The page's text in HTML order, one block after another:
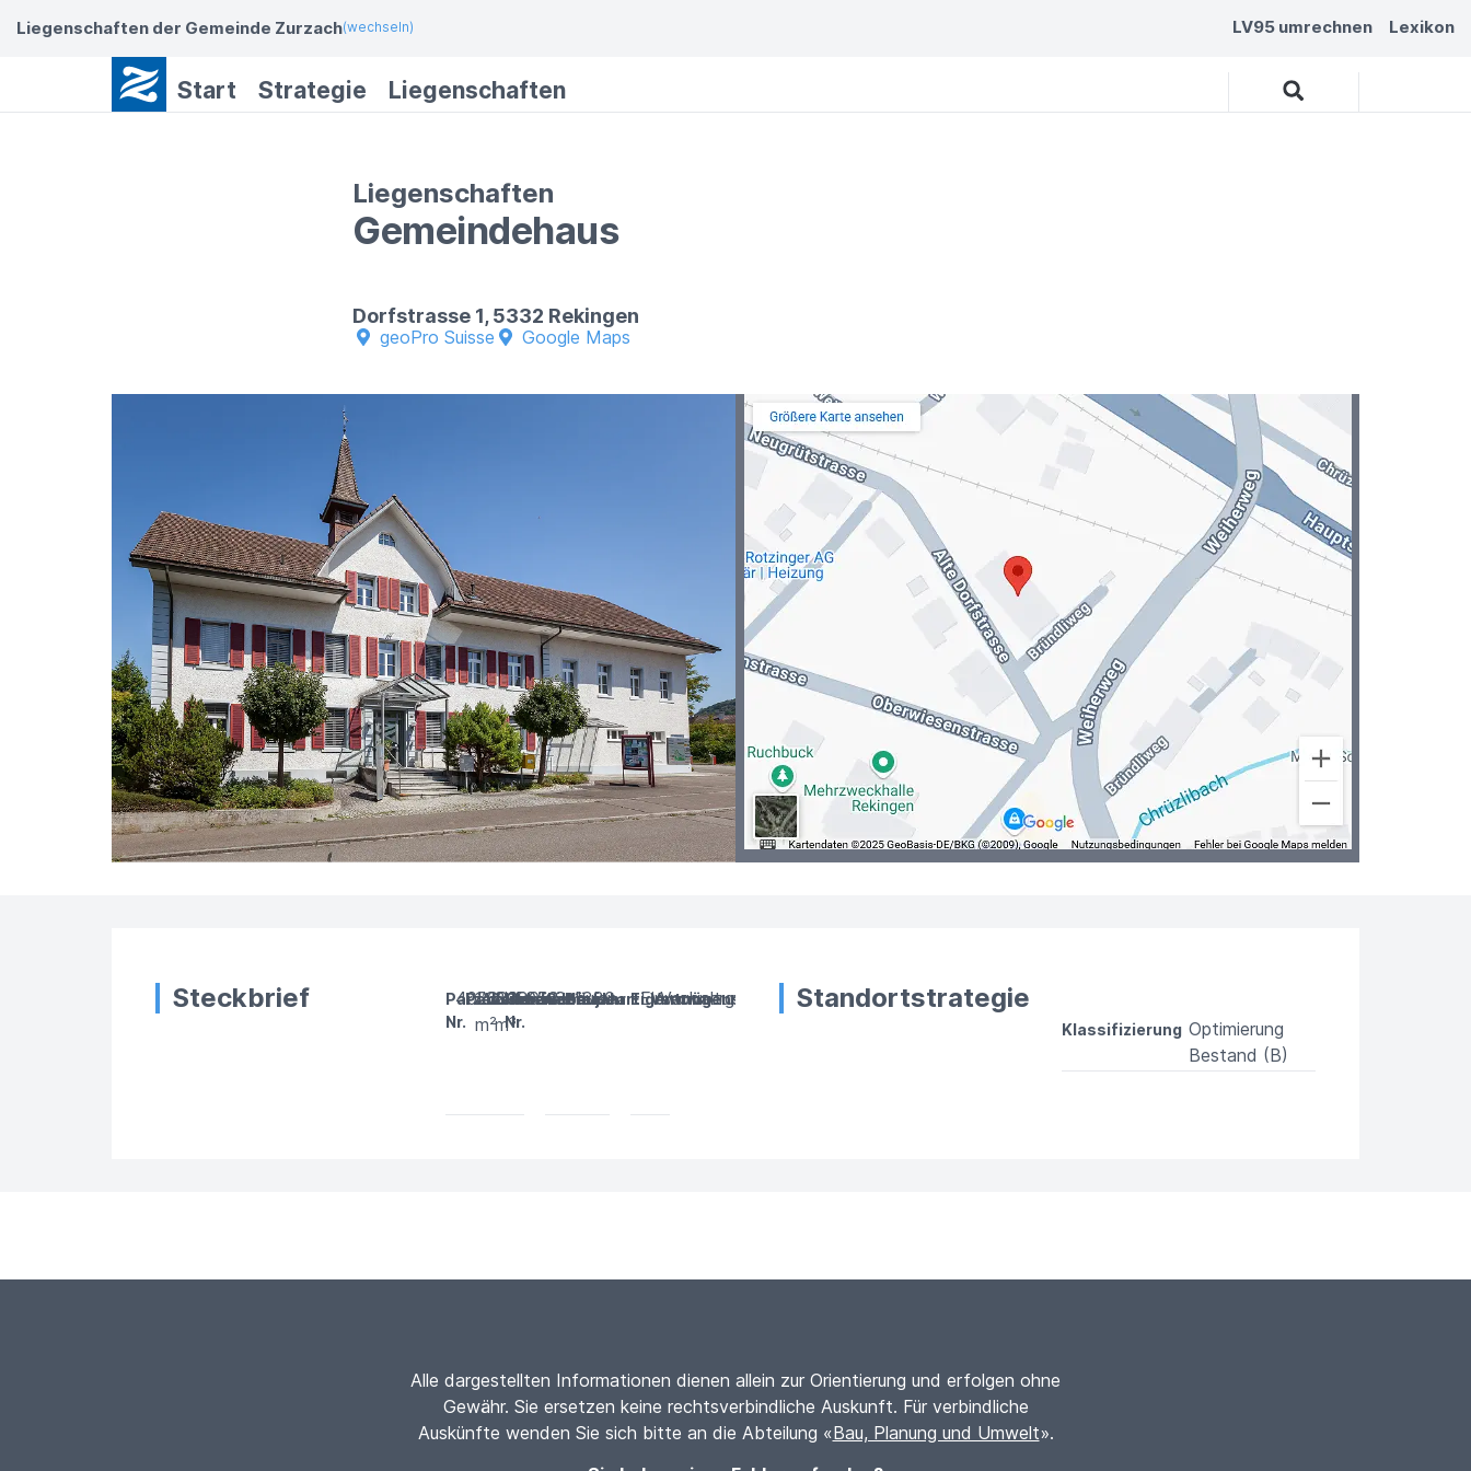
Liegenschaften der Gemeinde Zurzach(wechseln) LV95 umrechnen Lexikon
Start Strategie Liegenschaften
Liegenschaften
Gemeindehaus
Dorfstrasse 1, 5332 Rekingen
geoPro Suisse Google Maps
Steckbrief
Parzellen-
Nr.
4026
Parzellenfläche
1’303
m²
Volumen
2’080
m³
Gebäude-
Nr.
5056Gebäudeart
Schulen
Baujahr
1880 Eigentum
Einwohnergemeinde
Vermögensart
VerwaltungsvermögenStandortstrategie
Klassifizierung Optimierung
Bestand (B)
Alle dargestellten Informationen dienen allein zur Orientierung und erfolgen ohne
Gewähr. Sie ersetzen keine rechtsverbindliche Auskunft. Für verbindliche
Auskünfte wenden Sie sich bitte an die Abteilung «Bau, Planung und Umwelt».